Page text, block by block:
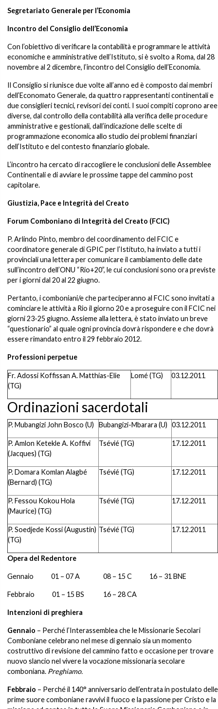
Segretariato Generale per l’Economia
Incontro del Consiglio dell’Economia
Con l’obiettivo di verificare la contabilità e programmare le attività
economiche e amministrative dell’Istituto, si è svolto a Roma, dal 28
novembre al 2 dicembre, l’incontro del Consiglio dell’Economia.
Il Consiglio si riunisce due volte all’anno ed è composto dai membri
dell’Economato Generale, da quattro rappresentanti continentali e
due consiglieri tecnici, revisori dei conti. I suoi compiti coprono aree
diverse, dal controllo della contabilità alla verifica delle procedure
amministrative e gestionali, dall’indicazione delle scelte di
programmazione economica allo studio dei problemi finanziari
dell’Istituto e del contesto finanziario globale.
L’incontro ha cercato di raccogliere le conclusioni delle Assemblee
Continentali e di avviare le prossime tappe del cammino post
capitolare.
Giustizia, Pace e Integrità del Creato
Forum Comboniano di Integrità del Creato (FCIC)
P. Arlindo Pinto, membro del coordinamento del FCIC e
coordinatore generale di GPIC per l’Istituto, ha inviato a tutti i
provinciali una lettera per comunicare il cambiamento delle date
sull’incontro dell’ONU “Rio+20”, le cui conclusioni sono ora previste
per i giorni dal 20 al 22 giugno.
Pertanto, i comboniani/e che parteciperanno al FCIC sono invitati a
cominciare le attività a Rio il giorno 20 e a proseguire con il FCIC nei
giorni 23-25 giugno. Assieme alla lettera, è stato inviato un breve
“questionario” al quale ogni provincia dovrà rispondere e che dovrà
essere rimandato entro il 29 febbraio 2012.
Professioni perpetue
Fr. Adossi Koffissan A. Matthias-Elie
(TG)
Lomé (TG) 03.12.2011
Ordinazioni sacerdotali
P. Mubangizi John Bosco (U) Bubangizi-Mbarara (U) 03.12.2011
P. Amlon Ketekle A. Koffivi
(Jacques) (TG)
Tsévié (TG) 17.12.2011
P. Domara Komlan Alagbé
(Bernard) (TG)
Tsévié (TG) 17.12.2011
P. Fessou Kokou Hola
(Maurice) (TG)
Tsévié (TG) 17.12.2011
P. Soedjede Kossi (Augustin)
(TG)
Tsévié (TG) 17.12.2011
Opera del Redentore
Gennaio 01 – 07 A 08 – 15 C 16 – 31 BNE
Febbraio 01 – 15 BS 16 – 28 CA
Intenzioni di preghiera
Gennaio – Perché l’Interassemblea che le Missionarie Secolari
Comboniane celebrano nel mese di gennaio sia un momento
costruttivo di revisione del cammino fatto e occasione per trovare
nuovo slancio nel vivere la vocazione missionaria secolare
comboniana. Preghiamo.
Febbraio – Perché il 140° anniversario dell’entrata in postulato delle
prime suore comboniane ravvivi il fuoco e la passione per Cristo e la